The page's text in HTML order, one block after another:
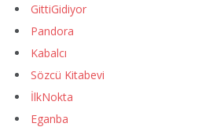
GittiGidiyor
Pandora
Kabalcı
Sözcü Kitabevi
İlkNokta
Eganba